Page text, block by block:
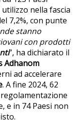
nella fascia
7,2%, con punte
stanno
con prodotti
”, ha dichiarato il
Adhanom
ad accelerare
. A fine 2024, 62
e in 74 Paesi non